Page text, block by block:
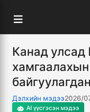
Канад улсад
Дэлхийн мэдээ2026/
AI үүсгэсэн мэдээ